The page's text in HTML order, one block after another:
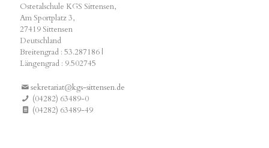
Ostetalschule KGS Sittensen,
Am Sportplatz 3,
27419 Sittensen
Deutschland
Breitengrad : 53.287186 |
Längengrad : 9.502745
sekretariat@kgs-sittensen.de
(04282) 63489-0
(04282) 63489-49